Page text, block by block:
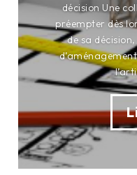
décision Une
préempter dès
de sa